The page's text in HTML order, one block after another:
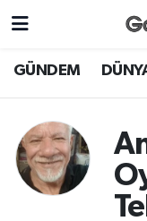
GÜNDEM
DÜNYA
EMEK
YENİ
Nöbetçi
İstanbul
Trafik